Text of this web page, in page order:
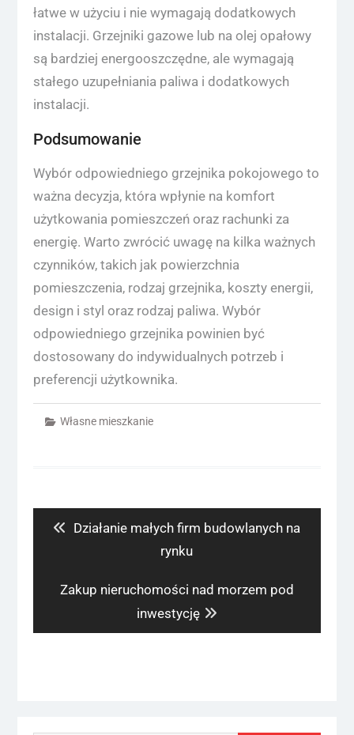
łatwe w użyciu i nie wymagają dodatkowych
instalacji. Grzejniki gazowe lub na olej opałowy
są bardziej energooszczędne, ale wymagają
stałego uzupełniania paliwa i dodatkowych
instalacji.
Podsumowanie
Wybór odpowiedniego grzejnika pokojowego to
ważna decyzja, która wpłynie na komfort
użytkowania pomieszczeń oraz rachunki za
energię. Warto zwrócić uwagę na kilka ważnych
czynników, takich jak powierzchnia
pomieszczenia, rodzaj grzejnika, koszty energii,
design i styl oraz rodzaj paliwa. Wybór
odpowiedniego grzejnika powinien być
dostosowany do indywidualnych potrzeb i
preferencji użytkownika.
Własne mieszkanie
Previous
Działanie małych firm budowlanych na
rynku
Next
Zakup nieruchomości nad morzem pod
inwestycję